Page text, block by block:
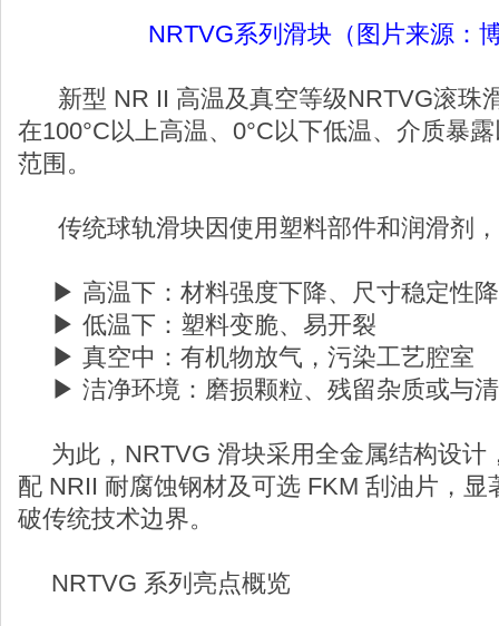
NRTVG系列滑块（图片来源：
新型 NR II 高温及真空等级NRTVG滚珠
在100°C以上高温、0°C以下低温、介质暴
范围。
传统球轨滑块因使用塑料部件和润滑剂
▶ 高温下：材料强度下降、尺寸稳定性
▶ 低温下：塑料变脆、易开裂
▶ 真空中：有机物放气，污染工艺腔室
▶ 洁净环境：磨损颗粒、残留杂质或与
为此，NRTVG 滑块采用全金属结构设计
配 NRII 耐腐蚀钢材及可选 FKM 刮油片，
破传统技术边界。
NRTVG 系列亮点概览